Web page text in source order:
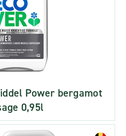
Power bergamot
0,95l